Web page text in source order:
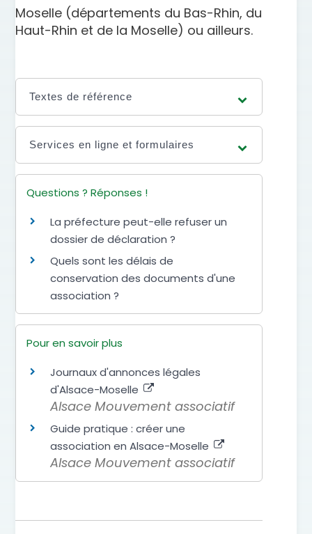
Moselle (départements du Bas-Rhin, du
Haut-Rhin et de la Moselle) ou ailleurs.
Textes de référence
Services en ligne et formulaires
Questions ? Réponses !
La préfecture peut-elle refuser un
dossier de déclaration ?
Quels sont les délais de
conservation des documents d'une
association ?
Pour en savoir plus
Journaux d'annonces légales
d'Alsace-Moselle
Alsace Mouvement associatif
Guide pratique : créer une
association en Alsace-Moselle
Alsace Mouvement associatif